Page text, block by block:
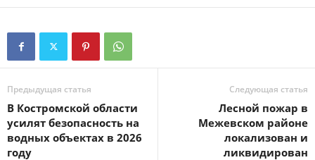
Предыдущая статья
В Костромской области
усилят безопасность на
водных объектах в 2026
году
Следующая статья
Лесной пожар в
Межевском районе
локализован и
ликвидирован